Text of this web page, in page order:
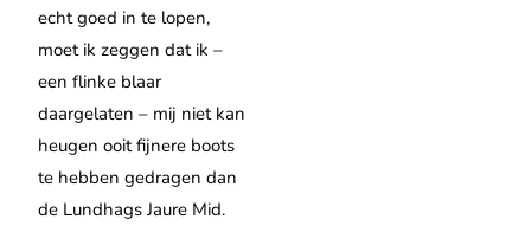
echt goed in te lopen,
moet ik zeggen dat ik –
een flinke blaar
daargelaten – mij niet kan
heugen ooit fijnere boots
te hebben gedragen dan
de Lundhags Jaure Mid.